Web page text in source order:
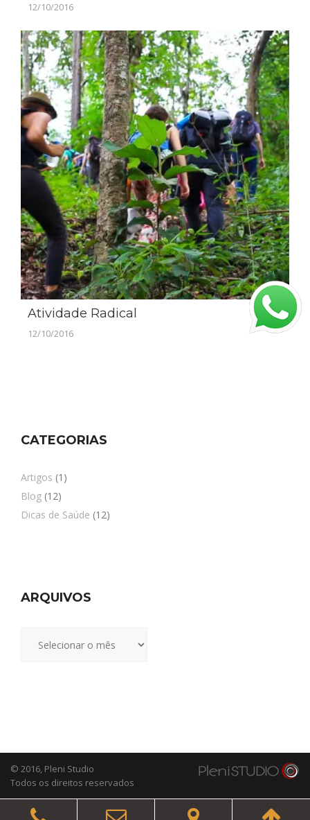
12/10/2016
Atividade Radical
12/10/2016
CATEGORIAS
Artigos (1)
Blog (12)
Dicas de Saúde (12)
ARQUIVOS
© 2016, Pleni Studio
Todos os direitos reservados